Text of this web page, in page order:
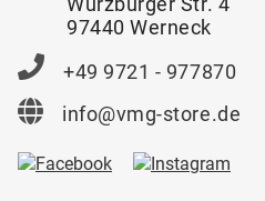
97440 Werneck
+49 9721 - 977870
info@vmg-store.de